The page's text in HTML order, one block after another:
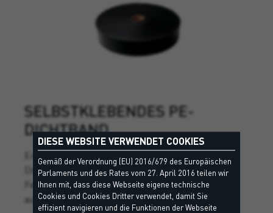
SELBSTKLEBENDES PE-
DICHTBAND
Einseitig klebendes, geschlossenzelliges PE-
Dichtband zur Verwendung auf der Unterseite von
Fenstern und Türen. Behält die Wasserdichtheit
auch bei Stauwasser.
DIESE WEBSITE VERWENDET COOKIES
Gemäß der Verordnung (EU) 2016/679 des Europäischen
Parlaments und des Rates vom 27. April 2016 teilen wir
Ihnen mit, dass diese Webseite eigene technische
Cookies und Cookies Dritter verwendet, damit Sie
effizient navigieren und die Funktionen der Webseite